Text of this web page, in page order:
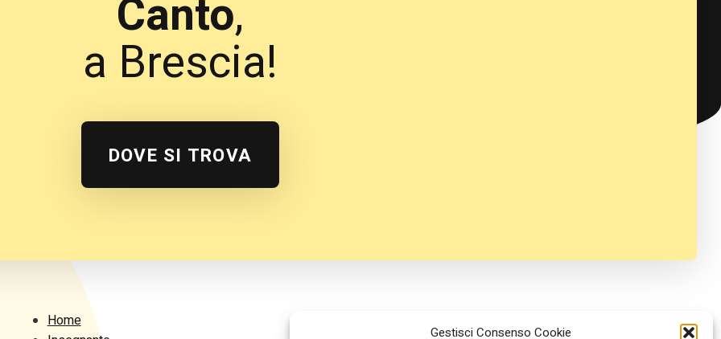
Gestisci Consenso Cookie
Canto,
a Brescia!
DOVE SI TROVA
Home